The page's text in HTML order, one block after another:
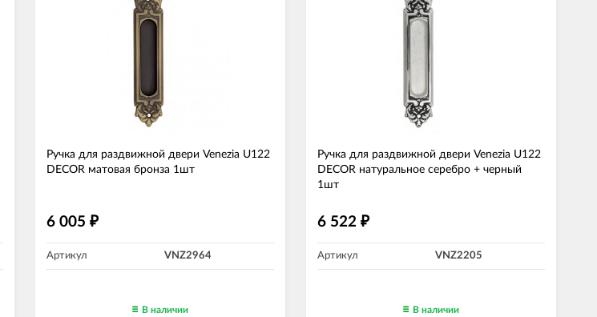
Ручка для раздвижной двери Venezia U122
DECOR матовая бронза 1шт
6 005 ₽
Артикул VNZ2964
В наличии
Ручка для раздвижной двери Venezia U122
DECOR натуральное серебро + черный
1шт
6 522 ₽
Артикул VNZ2205
В наличии